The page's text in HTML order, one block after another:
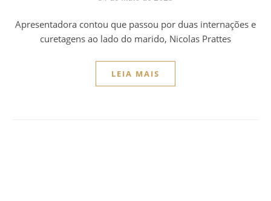
Apresentadora contou que passou por duas internações e
curetagens ao lado do marido, Nicolas Prattes
LEIA MAIS